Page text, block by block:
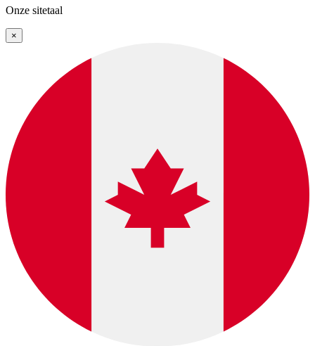
Onze sitetaal
×